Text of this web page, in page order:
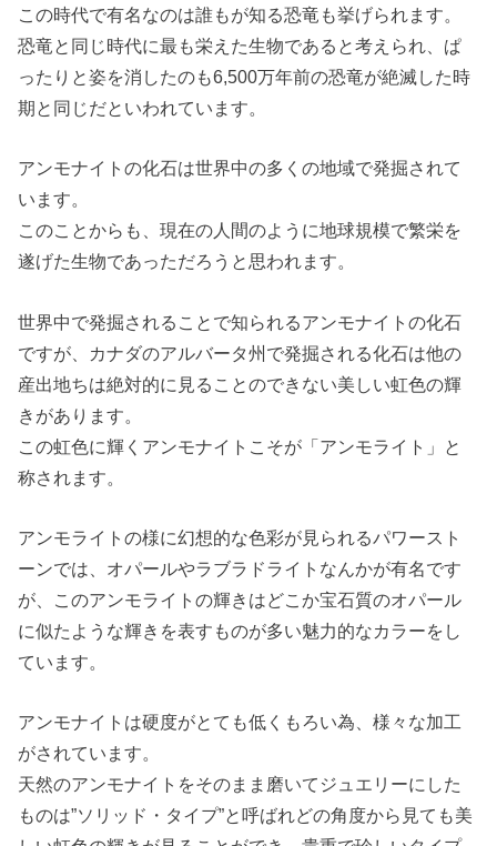
この時代で有名なのは誰もが知る恐竜も挙げられます。
恐竜と同じ時代に最も栄えた生物であると考えられ、ぱ
ったりと姿を消したのも6,500万年前の恐竜が絶滅した時
期と同じだといわれています。
アンモナイトの化石は世界中の多くの地域で発掘されて
います。
このことからも、現在の人間のように地球規模で繁栄を
遂げた生物であっただろうと思われます。
世界中で発掘されることで知られるアンモナイトの化石
ですが、カナダのアルバータ州で発掘される化石は他の
産出地ちは絶対的に見ることのできない美しい虹色の輝
きがあります。
この虹色に輝くアンモナイトこそが「アンモライト」と
称されます。
アンモライトの様に幻想的な色彩が見られるパワースト
ーンでは、オパールやラブラドライトなんかが有名です
が、このアンモライトの輝きはどこか宝石質のオパール
に似たような輝きを表すものが多い魅力的なカラーをし
ています。
アンモナイトは硬度がとても低くもろい為、様々な加工
がされています。
天然のアンモナイトをそのまま磨いてジュエリーにした
ものは”ソリッド・タイプ”と呼ばれどの角度から見ても美